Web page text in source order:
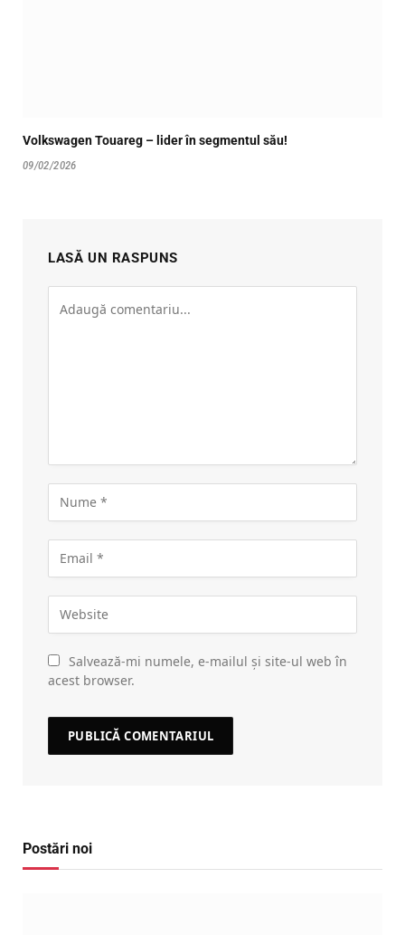
Volkswagen Touareg – lider în segmentul său!
09/02/2026
LASĂ UN RASPUNS
Salvează-mi numele, e-mailul și site-ul web în
acest browser.
Postări noi